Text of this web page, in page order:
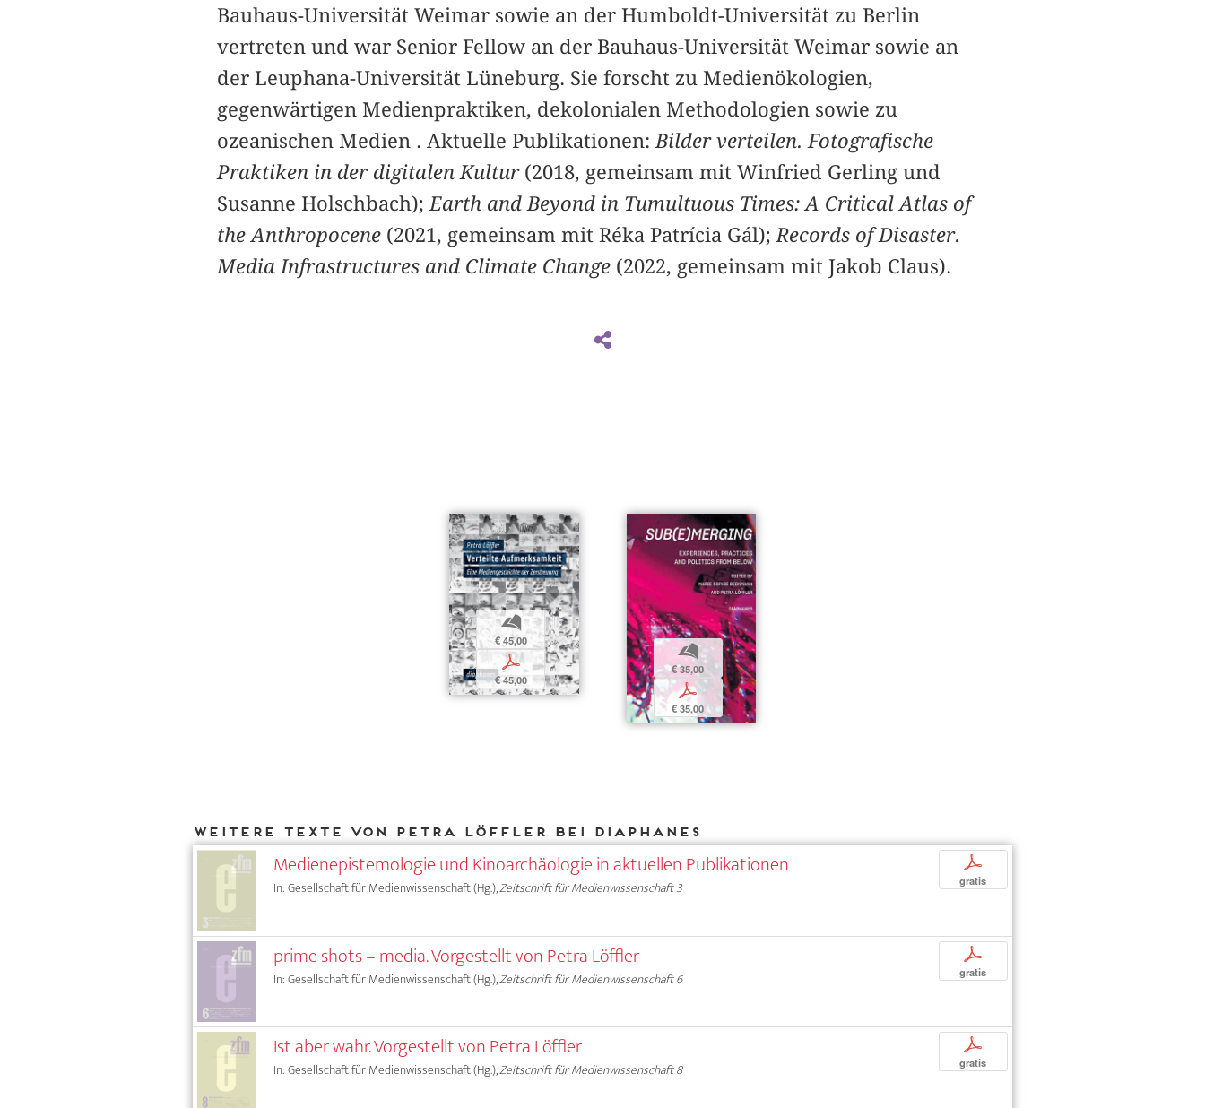
Bauhaus-Universität Weimar sowie an der Humboldt-Universität zu Berlin
vertreten und war Senior Fellow an der Bauhaus-Universität Weimar sowie an
der Leuphana-Universität Lüneburg. Sie forscht zu Medienökologien,
gegenwärtigen Medienpraktiken, dekolonialen Methodologien sowie zu
ozeanischen Medien . Aktuelle Publikationen: Bilder verteilen. Fotografische
Praktiken in der digitalen Kultur(2018, gemeinsam mit Winfried Gerling und
Susanne Holschbach); Earth and Beyond in Tumultuous Times: A Critical Atlas of
the Anthropocene(2021, gemeinsam mit Réka Patrícia Gál); Records of Disaster.
Media Infrastructures and Climate Change(2022, gemeinsam mit Jakob Claus).
b
€ 45,00
p
€ 45,00
b
€ 35,00
p
€ 35,00
Weitere Texte von Petra Löffler bei DIAPHANES
Medienepistemologie und Kinoarchäologie in aktuellen Publikationen
In: Gesellschaft für Medienwissenschaft (Hg.),Zeitschrift für Medienwissenschaft 3
p
gratis
prime shots – media. Vorgestellt von Petra Löffler
In: Gesellschaft für Medienwissenschaft (Hg.),Zeitschrift für Medienwissenschaft 6
p
gratis
Ist aber wahr. Vorgestellt von Petra Löffler
In: Gesellschaft für Medienwissenschaft (Hg.),Zeitschrift für Medienwissenschaft 8
p
gratis